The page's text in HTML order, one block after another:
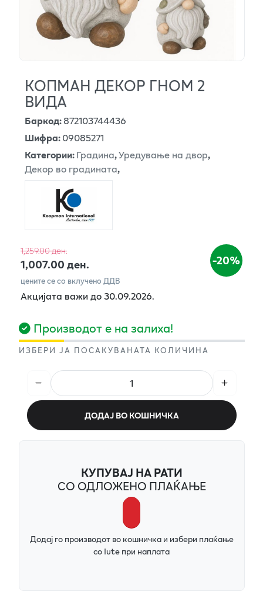
КОПМАН ДЕКОР ГНОМ 2
ВИДА
Баркод:872103744436
Шифра:09085271
Категории:Градина,Уредување на двор,
Декор во градината,
1,259.00 ден.
1,007.00 ден. -20%
цените се со вклучено ДДВ
Акцијата важи до 30.09.2026.
Производот е на залиха!
ИЗБЕРИ ЈА ПОСАКУВАНАТА КОЛИЧИНА
ДОДАЈ ВО КОШНИЧКА
КУПУВАЈ НА РАТИ
СО ОДЛОЖЕНО ПЛАЌАЊЕ
Додај го производот во кошничка и избери плаќање
со Iute при наплата